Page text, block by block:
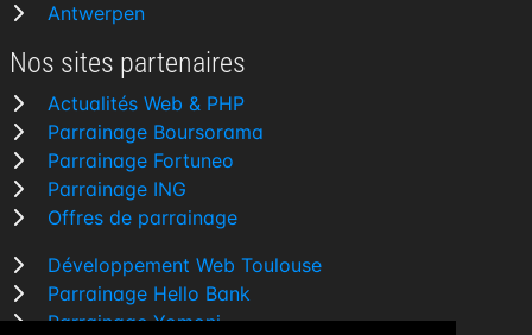
Antwerpen
Nos sites partenaires
Actualités Web & PHP
Parrainage Boursorama
Parrainage Fortuneo
Parrainage ING
Offres de parrainage
Développement Web Toulouse
Parrainage Hello Bank
Parrainage Yomoni